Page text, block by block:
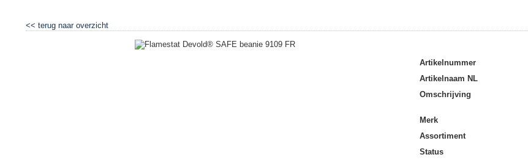
<< terug naar overzicht
Artikelnummer
Artikelnaam NL
Omschrijving
Merk
Assortiment
Status